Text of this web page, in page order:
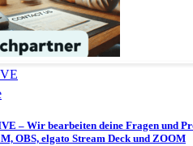
– Wir bearbeiten deine Fragen und
OBS, elgato Stream Deck und ZOOM